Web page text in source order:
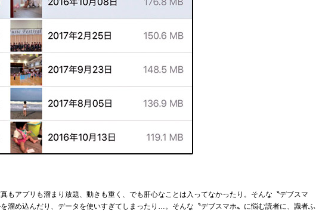
もアプリも溜まり放題、動きも重く、でも肝心なことは入ってなかったり。そんな〝デブスマ
溜め込んだり、データを使いすぎてしまったり…。そんな〝デブスマホ〟に悩む読者に、識者ふ